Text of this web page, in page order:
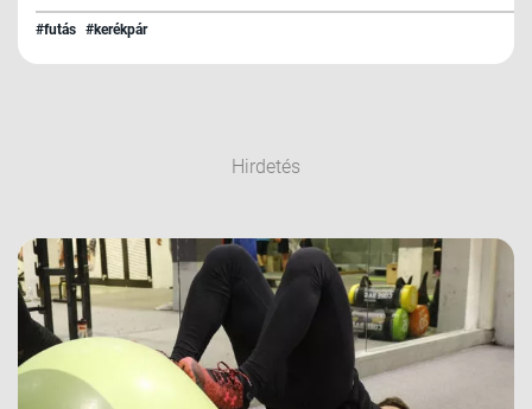
#futás #kerékpár
Hirdetés